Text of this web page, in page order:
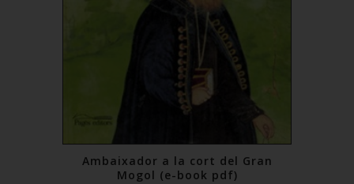
Ambaixador a la cort del Gran
Mogol (e-book pdf)